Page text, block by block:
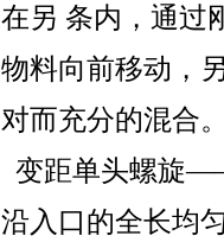
在另 条内，通过
物料向前移动，
对而充分的混合
变距单头螺旋
沿入口的全长均